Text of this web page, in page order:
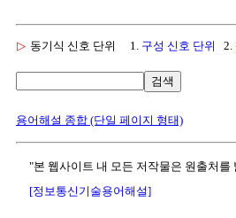
▷ 동기식 신호 단위 1. 구성 신호 단위 2.
검색
용어해설 종합 (단일 페이지 형태)
"본 웹사이트 내 모든 저작물은 원출처
[정보통신기술용어해설]